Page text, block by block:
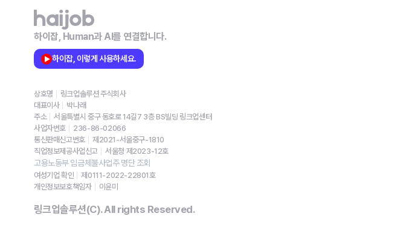
하이잡, Human과 AI를 연결합니다.
하이잡, 이렇게 사용하세요.
상호명
링크업솔루션 주식회사
대표이사
박나래
주소
서울특별시 중구 동호로 14길7 3층 BS빌딩 링크업센터
사업자번호
236-86-02066
통신판매신고번호
제2021-서울중구-1810
직업정보제공사업신고
서울청 제2023-12호
고용노동부 임금체불사업주 명단 조회
여성기업 확인
제0111-2022-22801호
개인정보보호책임자
이윤미
링크업솔루션(C). All rights Reserved.